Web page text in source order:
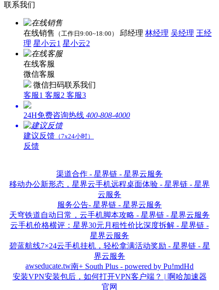
联系我们
在线销售 （工作日9:00~18:00） 邱经理 林经理 吴经理 王经
理 星小云1 星小云2
在线客服
微信客服
微信扫码联系我们
客服1 客服2 客服3
24H免费咨询热线 400-808-4000
建议反馈 （7x24小时）
反馈
渠道合作 - 星界链 - 星界云服务
移动办公新形态，星界云手机远程桌面体验 - 星界链 - 星界
云服务
服务公告- 星界链 - 星界云服务
天穹铁道自动日常，云手机脚本攻略 - 星界链 - 星界云服务
云手机价格横评：星界30元月租性价比深度拆解 - 星界链 -
星界云服务
碧蓝航线7×24云手机挂机，轻松拿满活动奖励 - 星界链 - 星
界云服务
awseducate.tw南+ South Plus - powered by Pu!mdHd
安装VPN安装包后，如何打开VPN客户端？ | 啊哈加速器
官网